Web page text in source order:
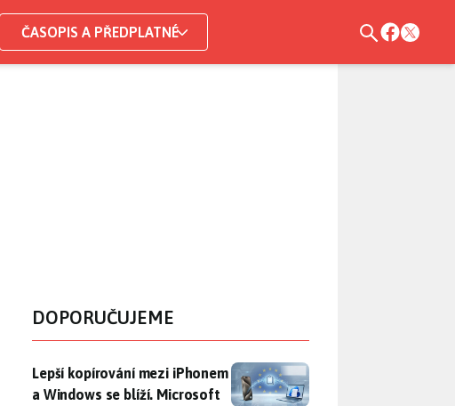
ČASOPIS A PŘEDPLATNÉ
DOPORUČUJEME
Lepší kopírování mezi iPhonem a Windows se blíží. Microsoft
Lepší kopírování mezi iPhonem
a Windows se blíží. Microsoft